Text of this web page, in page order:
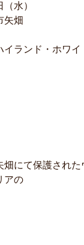
水）
矢畑
イランド・ホワイ
畑にて保護され
アの